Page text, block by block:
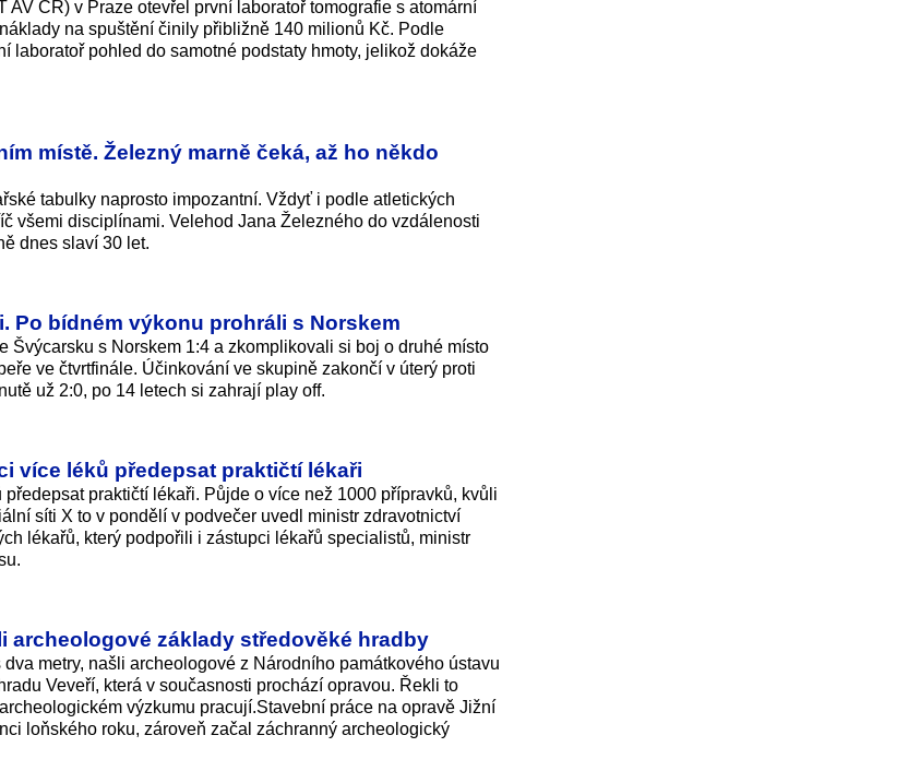
ČR) v Praze otevřel první laboratoř tomografie s atomární
na spuštění činily přibližně 140 milionů Kč. Podle
laboratoř pohled do samotné podstaty hmoty, jelikož dokáže
místě. Železný marně čeká, až ho někdo
tabulky naprosto impozantní. Vždyť i podle atletických
všemi disciplínami. Velehod Jana Železného do vzdálenosti
dnes slaví 30 let.
Po bídném výkonu prohráli s Norskem
Švýcarsku s Norskem 1:4 a zkomplikovali si boj o druhé místo
ve čtvrtfinále. Účinkování ve skupině zakončí v úterý proti
už 2:0, po 14 letech si zahrají play off.
více léků předepsat praktičtí lékaři
praktičtí lékaři. Půjde o více než 1000 přípravků, kvůli
síti X to v pondělí v podvečer uvedl ministr zdravotnictví
lékařů, který podpořili i zástupci lékařů specialistů, ministr
archeologové základy středověké hradby
metry, našli archeologové z Národního památkového ústavu
Veveří, která v současnosti prochází opravou. Řekli to
výzkumu pracují.Stavební práce na opravě Jižní
loňského roku, zároveň začal záchranný archeologický